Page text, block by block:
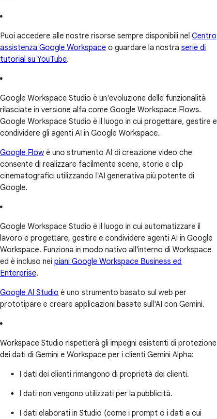
Puoi accedere alle nostre risorse sempre disponibili nel Centro
assistenza Google Workspace o guardare la nostra serie di
tutorial su YouTube.
Google Workspace Studio è un'evoluzione delle funzionalità
rilasciate in versione alfa come Google Workspace Flows.
Google Workspace Studio è il luogo in cui progettare, gestire e
condividere gli agenti AI in Google Workspace.
Google Flow è uno strumento AI di creazione video che
consente di realizzare facilmente scene, storie e clip
cinematografici utilizzando l'AI generativa più potente di
Google.
Google Workspace Studio è il luogo in cui automatizzare il
lavoro e progettare, gestire e condividere agenti AI in Google
Workspace. Funziona in modo nativo all'interno di Workspace
ed è incluso nei piani Google Workspace Business ed
Enterprise.
Google AI Studio è uno strumento basato sul web per
prototipare e creare applicazioni basate sull'AI con Gemini.
Workspace Studio rispetterà gli impegni esistenti di protezione
dei dati di Gemini e Workspace per i clienti Gemini Alpha:
I dati dei clienti rimangono di proprietà dei clienti.
I dati non vengono utilizzati per la pubblicità.
I dati elaborati in Studio (come i prompt o i dati a cui